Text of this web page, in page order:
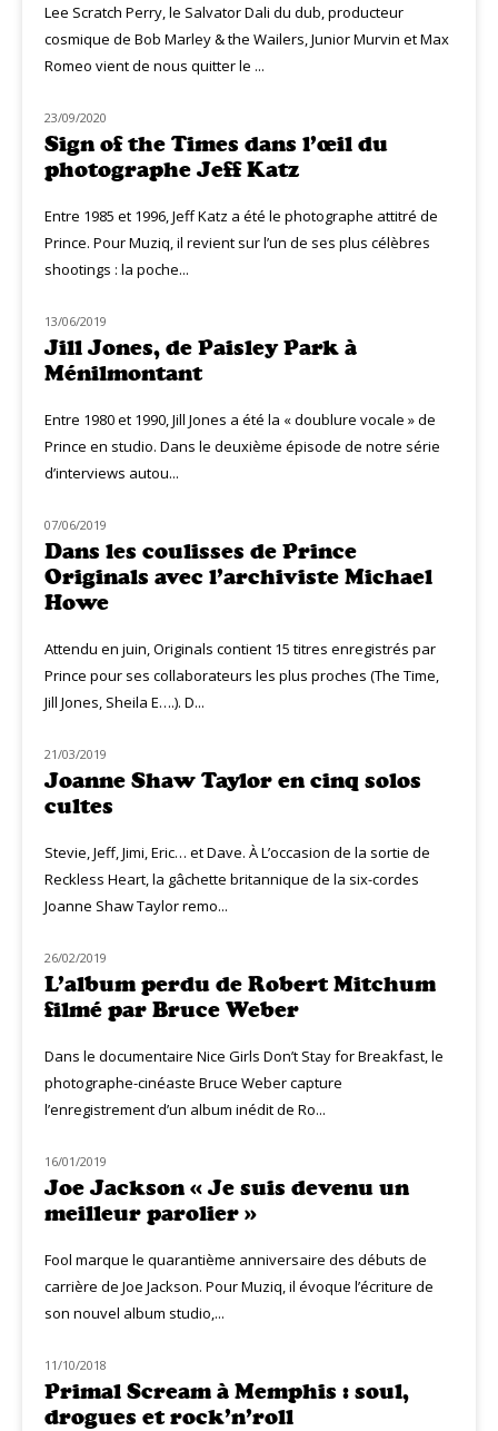
Lee Scratch Perry, le Salvator Dali du dub, producteur
cosmique de Bob Marley & the Wailers, Junior Murvin et Max
Romeo vient de nous quitter le ...
MUZIQ MEETING
23/09/2020
Sign of the Times dans l’œil du
photographe Jeff Katz
Entre 1985 et 1996, Jeff Katz a été le photographe attitré de
Prince. Pour Muziq, il revient sur l’un de ses plus célèbres
shootings : la poche...
MUZIQ MEETING
13/06/2019
Jill Jones, de Paisley Park à
Ménilmontant
Entre 1980 et 1990, Jill Jones a été la « doublure vocale » de
Prince en studio. Dans le deuxième épisode de notre série
d’interviews autou...
MUZIQ MEETING
07/06/2019
Dans les coulisses de Prince
Originals avec l’archiviste Michael
Howe
Attendu en juin, Originals contient 15 titres enregistrés par
Prince pour ses collaborateurs les plus proches (The Time,
Jill Jones, Sheila E….). D...
NOUVEAUTÉS
21/03/2019
Joanne Shaw Taylor en cinq solos
cultes
Stevie, Jeff, Jimi, Eric… et Dave. À L’occasion de la sortie de
Reckless Heart, la gâchette britannique de la six-cordes
Joanne Shaw Taylor remo...
MUZIQ MEETING
26/02/2019
L’album perdu de Robert Mitchum
filmé par Bruce Weber
Dans le documentaire Nice Girls Don’t Stay for Breakfast, le
photographe-cinéaste Bruce Weber capture
l’enregistrement d’un album inédit de Ro...
MUZIQ PEOPLE
16/01/2019
Joe Jackson « Je suis devenu un
meilleur parolier »
Fool marque le quarantième anniversaire des débuts de
carrière de Joe Jackson. Pour Muziq, il évoque l’écriture de
son nouvel album studio,...
MUZIQ MEETING
11/10/2018
Primal Scream à Memphis : soul,
drogues et rock’n’roll